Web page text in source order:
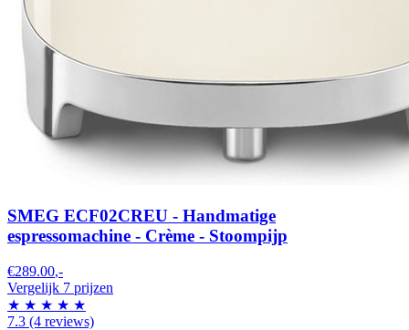
SMEG ECF02CREU - Handmatige
espressomachine - Crème - Stoompijp
€289.00,-
Vergelijk 7 prijzen
★ ★ ★ ★ ★
7.3 (4 reviews)